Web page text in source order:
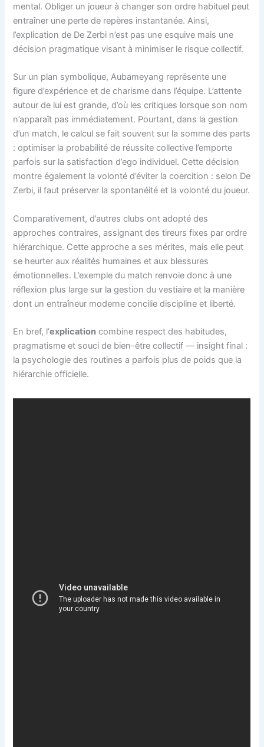
mental. Obliger un joueur à changer son ordre habituel peut
entraîner une perte de repères instantanée. Ainsi,
l’explication de De Zerbi n’est pas une esquive mais une
décision pragmatique visant à minimiser le risque collectif.
Sur un plan symbolique, Aubameyang représente une
figure d’expérience et de charisme dans l’équipe. L’attente
autour de lui est grande, d’où les critiques lorsque son nom
n’apparaît pas immédiatement. Pourtant, dans la gestion
d’un match, le calcul se fait souvent sur la somme des parts
: optimiser la probabilité de réussite collective l’emporte
parfois sur la satisfaction d’ego individuel. Cette décision
montre également la volonté d’éviter la coercition : selon De
Zerbi, il faut préserver la spontanéité et la volonté du joueur.
Comparativement, d’autres clubs ont adopté des
approches contraires, assignant des tireurs fixes par ordre
hiérarchique. Cette approche a ses mérites, mais elle peut
se heurter aux réalités humaines et aux blessures
émotionnelles. L’exemple du match renvoie donc à une
réflexion plus large sur la gestion du vestiaire et la manière
dont un entraîneur moderne concilie discipline et liberté.
En bref, l’explication combine respect des habitudes,
pragmatisme et souci de bien-être collectif — insight final :
la psychologie des routines a parfois plus de poids que la
hiérarchie officielle.